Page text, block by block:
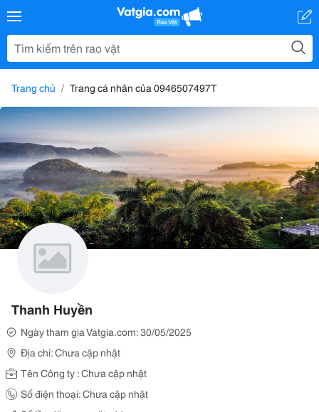
Trang chủ Trang cá nhân của 0946507497T
Thanh Huyền
Ngày tham gia Vatgia.com: 30/05/2025
Địa chỉ: Chưa cập nhật
Tên Công ty : Chưa cập nhật
Số điện thoại: Chưa cập nhật